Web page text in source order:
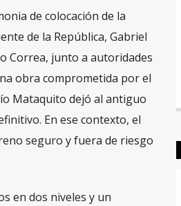
de colocación de la
de la República, Gabriel
Correa, junto a autoridades
obra comprometida por el
Mataquito dejó al antiguo
En ese contexto, el
seguro y fuera de riesgo
en dos niveles y un